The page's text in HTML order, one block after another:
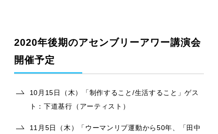
2020年後期のアセンブリーアワー講演会
開催予定
10月15日（木）「制作すること/生活すること」ゲス
ト：下道基行（アーティスト）
11月5日（木）「ウーマンリブ運動から50年、「田中